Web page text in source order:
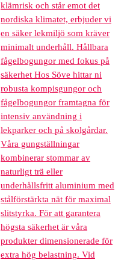
klämrisk och står emot det
nordiska klimatet, erbjuder vi
en säker lekmiljö som kräver
minimalt underhåll. Hållbara
fågelbogungor med fokus på
säkerhet Hos Söve hittar ni
robusta kompisgungor och
fågelbogungor framtagna för
intensiv användning i
lekparker och på skolgårdar.
Våra gungställningar
kombinerar stommar av
naturligt trä eller
underhållsfritt aluminium med
stålförstärkta nät för maximal
slitstyrka. För att garantera
högsta säkerhet är våra
produkter dimensionerade för
extra hög belastning. Vid